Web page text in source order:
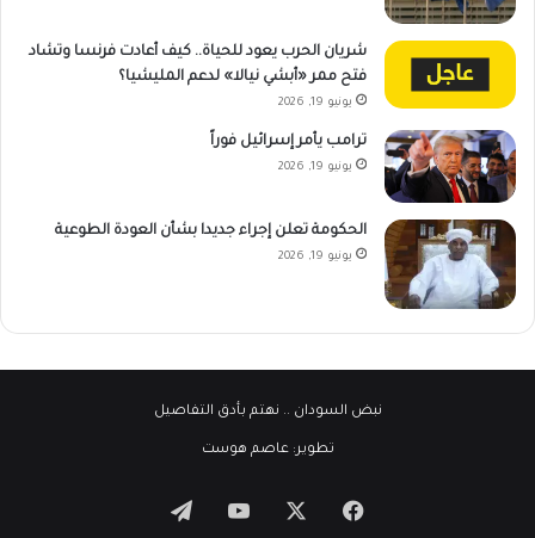
شريان الحرب يعود للحياة.. كيف أعادت فرنسا وتشاد
فتح ممر «أبشي نيالا» لدعم المليشيا؟
يونيو 19, 2026
ترامب يأمر إسرائيل فوراً
يونيو 19, 2026
الحكومة تعلن إجراء جديدا بشأن العودة الطوعية
يونيو 19, 2026
نبض السودان .. نهتم بأدق التفاصيل
تطوير:عاصم هوست
فيسبوك ‫YouTubeتيلقرام